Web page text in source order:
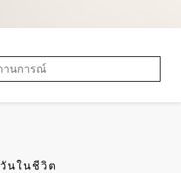
วันในชีวิต